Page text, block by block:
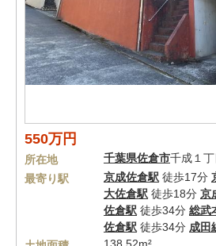
550万円
所在地 千葉県佐倉市千成１
最寄り駅
京成佐倉駅 徒歩17分
大佐倉駅 徒歩18分 京
佐倉駅 徒歩34分 総武
佐倉駅 徒歩34分 成田